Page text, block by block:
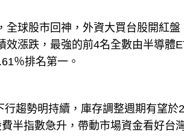
球股市回神，外資大買台股開紅盤
效漲跌，最強的前4名全數由半導體
％排名第一。
趨勢明持續，庫存調整週期有望於
半指數急升，帶動市場資金看好台